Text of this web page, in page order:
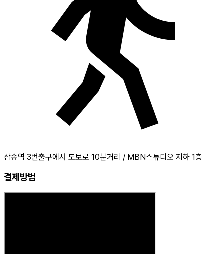
삼송역 3번출구에서 도보로 10분거리 / MBN스튜디오 지하 1층
결제방법